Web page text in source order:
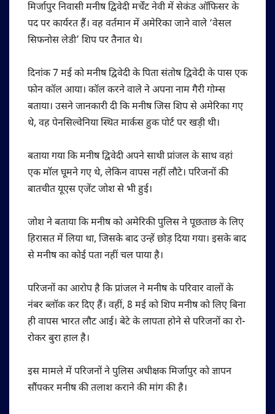
मिर्जापुर निवासी मनीष द्विवेदी मर्चेंट नेवी में सेकंड ऑफिसर के
पद पर कार्यरत हैं। वह वर्तमान में अमेरिका जाने वाले ‘वेसल
सिफनोस लेडी’ शिप पर तैनात थे।
दिनांक 7 मई को मनीष द्विवेदी के पिता संतोष द्विवेदी के पास एक
फोन कॉल आया। कॉल करने वाले ने अपना नाम गैरी गोम्स
बताया। उसने जानकारी दी कि मनीष जिस शिप से अमेरिका गए
थे, वह पेनसिल्वेनिया स्थित मार्कस हुक पोर्ट पर खड़ी थी।
बताया गया कि मनीष द्विवेदी अपने साथी प्रांजल के साथ वहां
एक मॉल घूमने गए थे, लेकिन वापस नहीं लौटे। परिजनों की
बातचीत यूएस एजेंट जोश से भी हुई।
जोश ने बताया कि मनीष को अमेरिकी पुलिस ने पूछताछ के लिए
हिरासत में लिया था, जिसके बाद उन्हें छोड़ दिया गया। इसके बाद
से मनीष का कोई पता नहीं चल पाया है।
परिजनों का आरोप है कि प्रांजल ने मनीष के परिवार वालों के
नंबर ब्लॉक कर दिए हैं। वहीं, 8 मई को शिप मनीष को लिए बिना
ही वापस भारत लौट आई। बेटे के लापता होने से परिजनों का रो-
रोकर बुरा हाल है।
इस मामले में परिजनों ने पुलिस अधीक्षक मिर्जापुर को ज्ञापन
सौंपकर मनीष की तलाश कराने की मांग की है।